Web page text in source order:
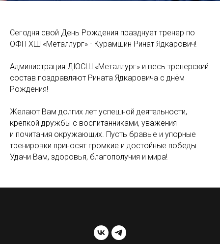
Сегодня свой День Рождения празднует тренер по
ОФП ХШ «Металлург» - Курамшин Ринат Ядкарович!
Администрация ДЮСШ «Металлург» и весь тренерский
состав поздравляют Рината Ядкаровича с днём
Рождения!
Желают Вам долгих лет успешной деятельности,
крепкой дружбы с воспитанниками, уважения
и почитания окружающих. Пусть бравые и упорные
тренировки приносят громкие и достойные победы.
Удачи Вам, здоровья, благополучия и мира!